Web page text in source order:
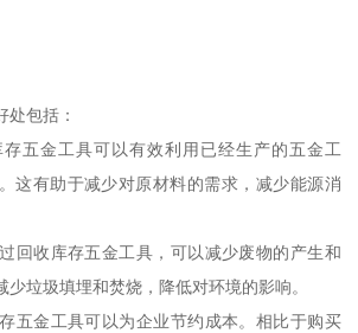
处包括：
五金工具可以有效利用已经生产的五金工
这有助于减少对原材料的需求，减少能源消
回收库存五金工具，可以减少废物的产生和
垃圾填埋和焚烧，降低对环境的影响。
五金工具可以为企业节约成本。相比于购买